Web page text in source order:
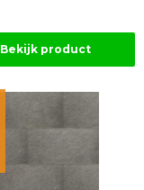
Bekijk product